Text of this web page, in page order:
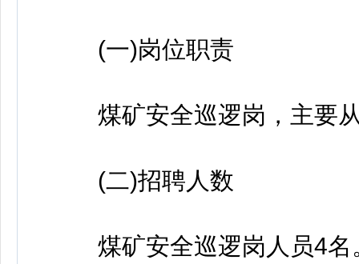
(一)岗位职责
煤矿安全巡逻岗，主要从
(二)招聘人数
煤矿安全巡逻岗人员4名